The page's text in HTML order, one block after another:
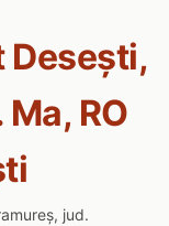
Desești,
RO
jud.